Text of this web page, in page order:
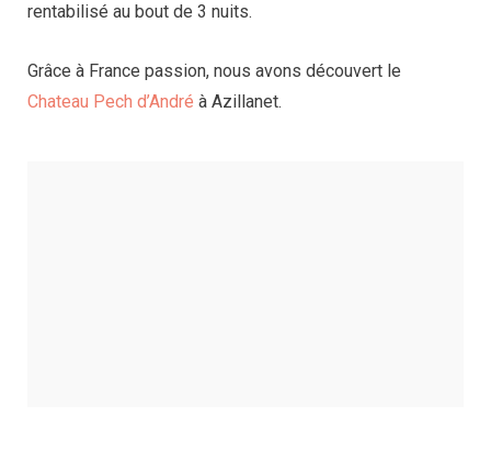
rentabilisé au bout de 3 nuits.
Grâce à France passion, nous avons découvert le
Chateau Pech d’André à Azillanet.